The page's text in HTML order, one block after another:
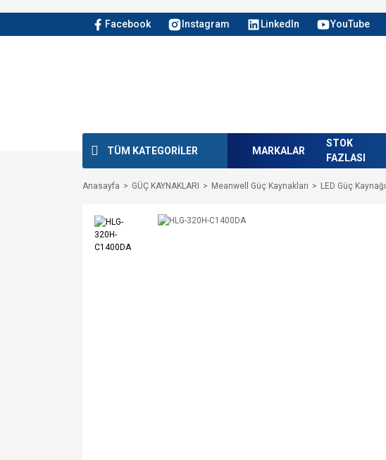
Facebook Instagram LinkedIn YouTube
TÜM KATEGORİLER MARKALAR
STOK
FAZLASI
Anasayfa GÜÇ KAYNAKLARI Meanwell Güç Kaynakları LED Güç Kaynağı